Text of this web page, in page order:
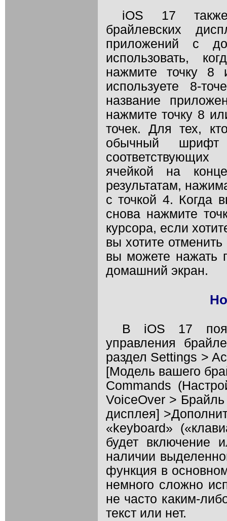
iOS 17 также
брайлевских
приложений с
использовать,
нажмите точку 8
используете 8-
название
нажмите точку 8
точек. Для тех,
обычный шрифт
ячейкой на
результатам,
с точкой 4. Когда
снова нажмите
курсора, если
вы хотите
вы можете нажать
домашний экран.
В iOS 17
управления
раздел Settings >
[Модель вашего
Commands
VoiceOver >
дисплея]
«keyboard»
будет включение
наличии
функция в
немного сложно
не часто каким-
текст или нет.